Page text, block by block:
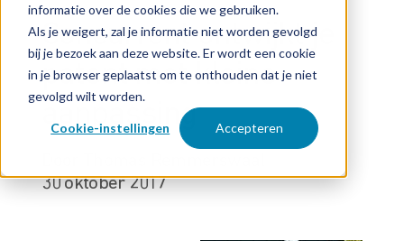
informatie over de cookies die we gebruiken.
Als je weigert, zal je informatie niet worden gevolgd
bij je bezoek aan deze website. Er wordt een cookie
in je browser geplaatst om te onthouden dat je niet
gevolgd wilt worden.
Cookie-instellingen Accepteren
Concurrent ontwijkt je
patent met kleine
aanpassing
30 oktober 2017